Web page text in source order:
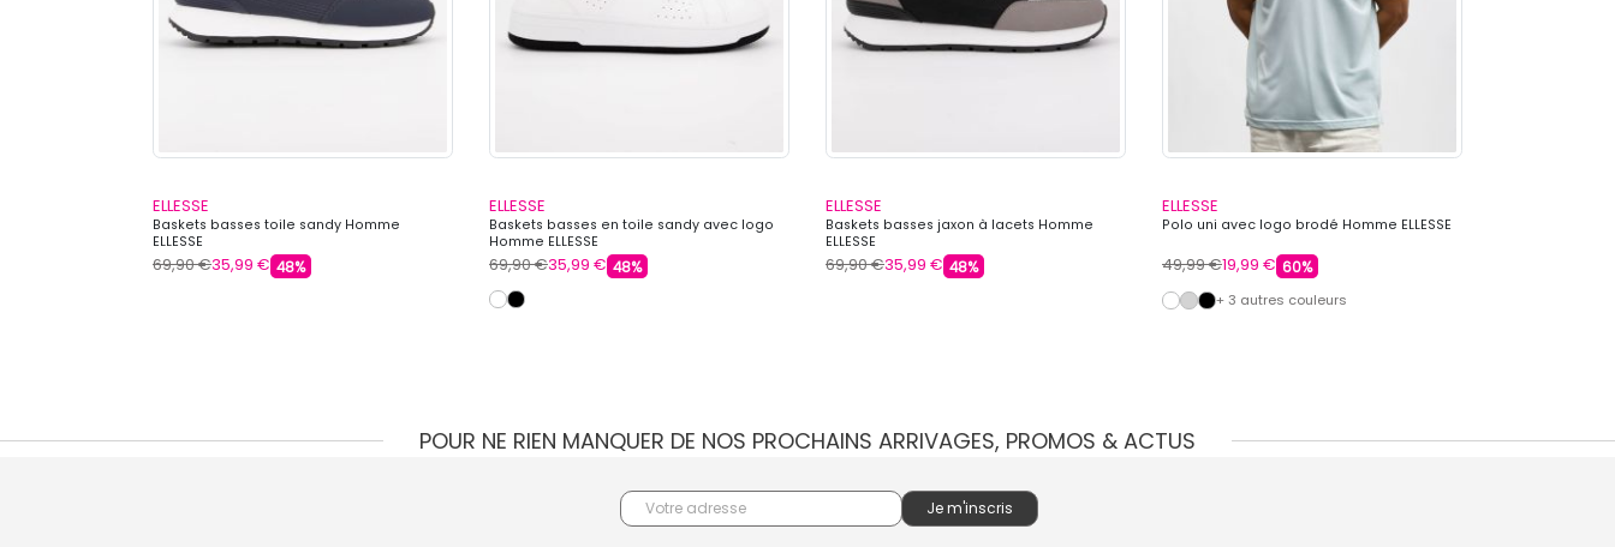
ELLESSE
Baskets basses toile sandy Homme
ELLESSE
69,90 €35,99 € 48%
ELLESSE
Baskets basses en toile sandy avec logo
Homme ELLESSE
69,90 €35,99 € 48%
ELLESSE
Baskets basses jaxon à lacets Homme
ELLESSE
69,90 €35,99 € 48%
ELLESSE
Polo uni avec logo brodé Homme ELLESSE
49,99 €19,99 € 60%
+ 3 autres couleurs
POUR NE RIEN MANQUER DE NOS PROCHAINS ARRIVAGES, PROMOS & ACTUS